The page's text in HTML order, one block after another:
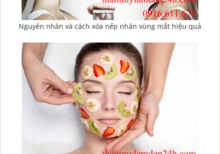
Nguyên nhân và cách xóa nếp nhăn vùng mắt hiệu quả